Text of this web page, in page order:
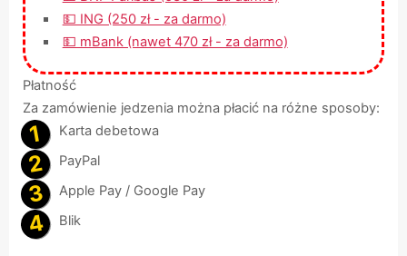
💵 ING (250 zł - za darmo)
💵 mBank (nawet 470 zł - za darmo)
Płatność
Za zamówienie jedzenia można płacić na różne sposoby:
Karta debetowa
PayPal
Apple Pay / Google Pay
Blik